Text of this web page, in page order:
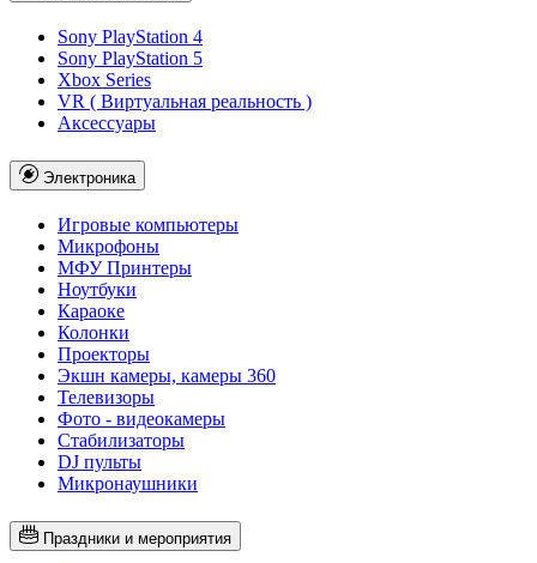
Sony PlayStation 4
Sony PlayStation 5
Xbox Series
VR ( Виртуальная реальность )
Аксессуары
Электроника
Игровые компьютеры
Микрофоны
МФУ Принтеры
Ноутбуки
Караоке
Колонки
Проекторы
Экшн камеры, камеры 360
Телевизоры
Фото - видеокамеры
Стабилизаторы
DJ пульты
Микронаушники
Праздники и мероприятия